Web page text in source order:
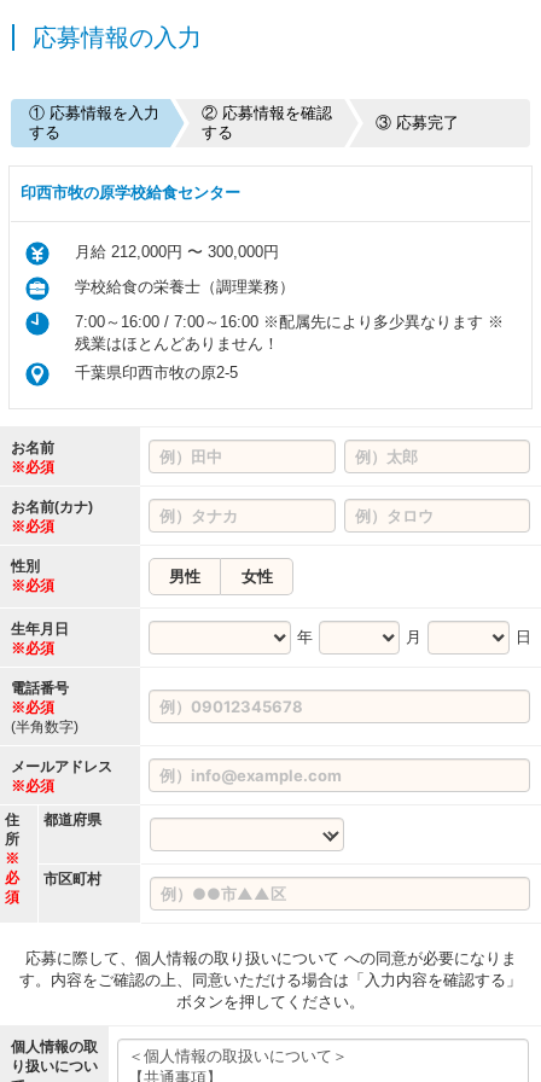
応募情報の入力
① 応募情報を入力
する
② 応募情報を確認
する
③ 応募完了
印西市牧の原学校給食センター
月給 212,000円 〜 300,000円
学校給食の栄養士（調理業務）
7:00～16:00 / 7:00～16:00 ※配属先により多少異なります ※
残業はほとんどありません！
千葉県印西市牧の原2-5
お名前
※必須
お名前(カナ)
※必須
性別
※必須
男性 女性
生年月日
※必須
年 月 日
電話番号
※必須
(半角数字)
メールアドレス
※必須
住
所
※
必
須
都道府県
市区町村
応募に際して、個人情報の取り扱いについて への同意が必要になりま
す。内容をご確認の上、同意いただける場合は「入力内容を確認する」
ボタンを押してください。
個人情報の取
り扱いについ